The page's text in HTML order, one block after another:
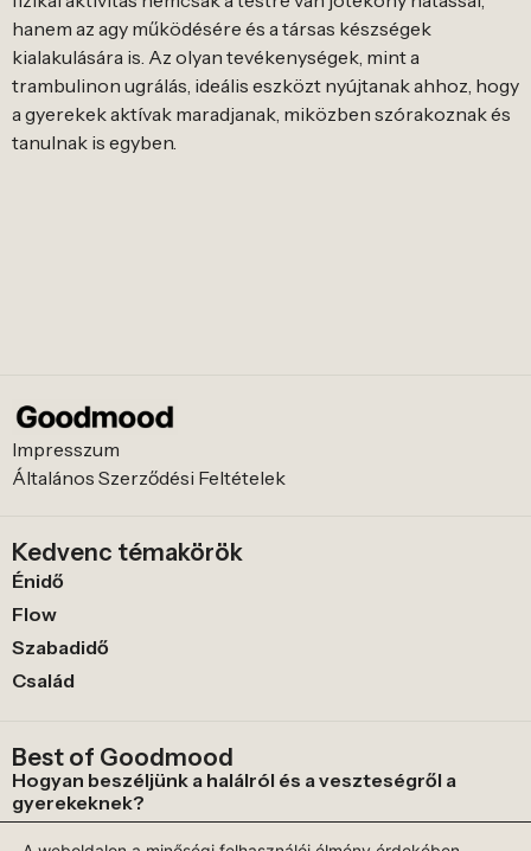
hanem az agy működésére és a társas készségek
kialakulására is. Az olyan tevékenységek, mint a
trambulinon ugrálás, ideális eszközt nyújtanak ahhoz, hogy
a gyerekek aktívak maradjanak, miközben szórakoznak és
tanulnak is egyben.
Impresszum
Általános Szerződési Feltételek
Kedvenc témakörök
Énidő
Flow
Szabadidő
Család
Best of Goodmood
Hogyan beszéljünk a halálról és a veszteségről a
gyerekeknek?